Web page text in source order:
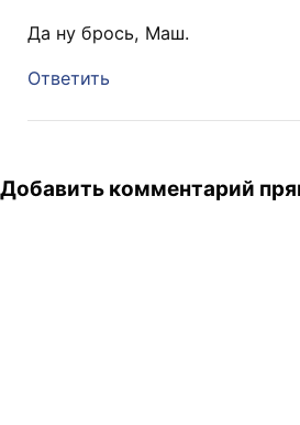
Да ну брось, Маш.
Ответить
Добавить комментарий